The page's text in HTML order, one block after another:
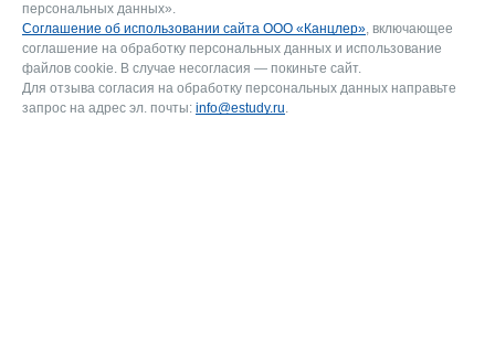
персональных данных».
Соглашение об использовании сайта ООО «Канцлер», включающее
соглашение на обработку персональных данных и использование
файлов cookie. В случае несогласия — покиньте сайт.
Для отзыва согласия на обработку персональных данных направьте
запрос на адрес эл. почты: info@estudy.ru.